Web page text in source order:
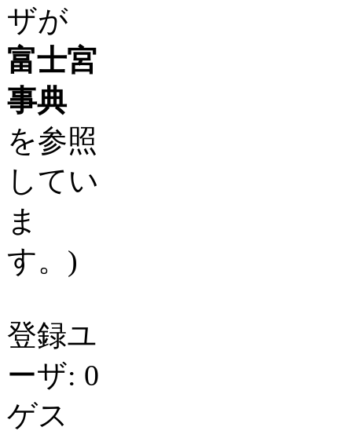
ザが
富士宮
事典
を参照
してい
ま
す。)
登録ユ
ーザ: 0
ゲス